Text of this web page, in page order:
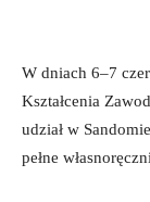
W dniach 6–7
Kształcenia
udział w
pełne